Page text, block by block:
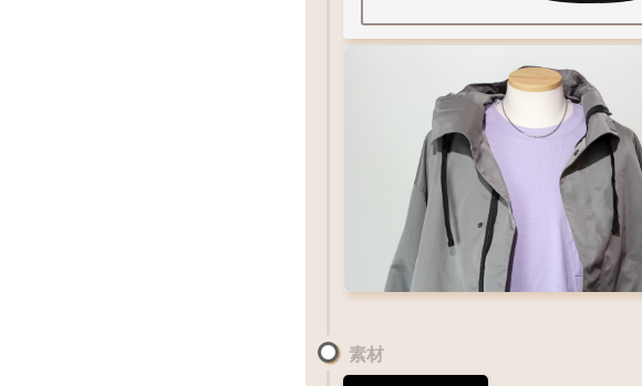
ペンダントの状態でお届け致します
素材